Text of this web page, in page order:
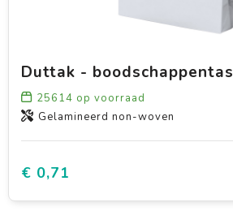
Duttak - boodschappentas
25614 op voorraad
Gelamineerd non-woven
€ 0,71